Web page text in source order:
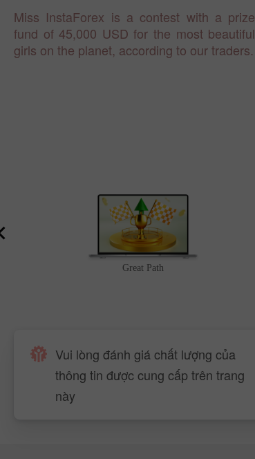
Miss InstaForex is a contest with a prize
fund of 45,000 USD for the most beautiful
girls on the planet, according to our traders.
Great Path
Vui lòng đánh giá chất lượng của
thông tin được cung cấp trên trang
này